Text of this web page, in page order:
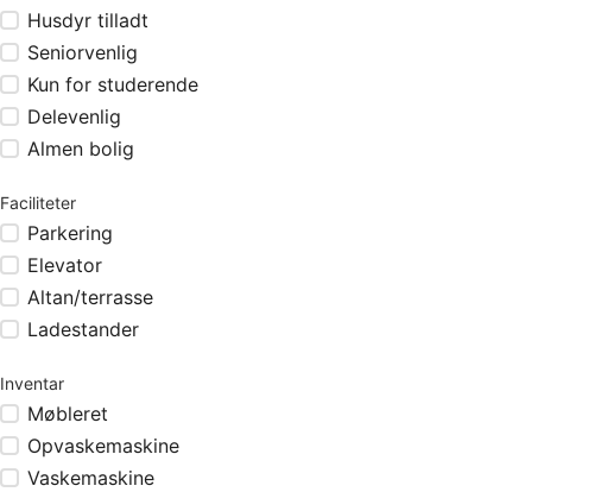
Husdyr tilladt
Seniorvenlig
Kun for studerende
Delevenlig
Almen bolig
Faciliteter
Parkering
Elevator
Altan/terrasse
Ladestander
Inventar
Møbleret
Opvaskemaskine
Vaskemaskine